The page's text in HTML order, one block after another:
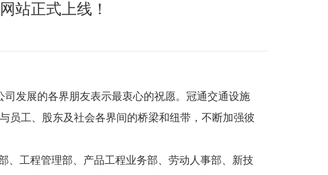
站正式上线！
发展的各界朋友表示最衷心的祝愿。冠通交通设施
员工、股东及社会各界间的桥梁和纽带，不断加强彼
、工程管理部、产品工程业务部、劳动人事部、新技